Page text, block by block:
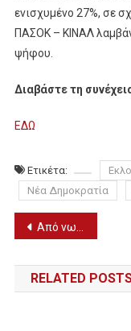
ενισχυμένο 27%, σε
ΠΑΣΟΚ – ΚΙΝΑΛ
ψήφου.
Διαβάστε τη
ΕΔΩ
Ετικέτα:
Νέα Δημοκρατία
Πλοήγηση
άρθρων
Από νωρίς τα αποτελέσματα των εκλογών – Δηλώσεις Κυρ. Πιερρακάκη
RELATED